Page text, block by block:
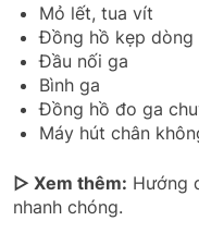
Mỏ lết, tua vít
Đồng hồ kẹp dòng
Đầu nối ga
Bình ga
Đồng hồ đo ga
Máy hút chân
▷ Xem thêm: Hướng
nhanh chóng.